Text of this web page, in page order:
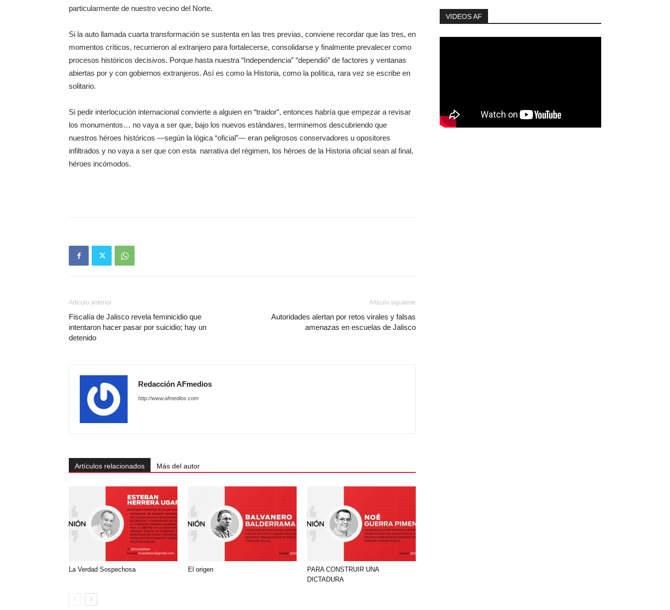
particularmente de nuestro vecino del Norte.
Si la auto llamada cuarta transformación se sustenta en las tres previas, conviene recordar que las tres, en
momentos críticos, recurrieron al extranjero para fortalecerse, consolidarse y finalmente prevalecer como
procesos históricos decisivos. Porque hasta nuestra “Independencia” “dependió” de factores y ventanas
abiertas por y con gobiernos extranjeros. Así es como la Historia, como la política, rara vez se escribe en
solitario.
Si pedir interlocución internacional convierte a alguien en “traidor”, entonces habría que empezar a revisar
los monumentos… no vaya a ser que, bajo los nuevos estándares, terminemos descubriendo que
nuestros héroes históricos —según la lógica “oficial”— eran peligrosos conservadores u opositores
infiltrados y no vaya a ser que con esta narrativa del régimen, los héroes de la Historia oficial sean al final,
héroes incómodos.
Artículo anterior
Fiscalía de Jalisco revela feminicidio que
intentaron hacer pasar por suicidio; hay un
detenido
Artículo siguiente
Autoridades alertan por retos virales y falsas
amenazas en escuelas de Jalisco
Redacción AFmedios
http://www.afmedios.com
Artículos relacionados Más del autor
La Verdad Sospechosa El origen
PARA CONSTRUIR UNA
DICTADURA
VIDEOS AF